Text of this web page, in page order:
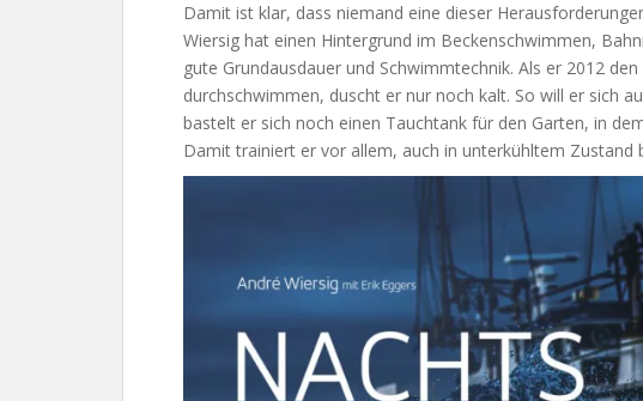
Damit ist klar, dass niemand eine dieser
Wiersig hat einen Hintergrund im Beckenschwimmen,
gute Grundausdauer und Schwimmtechnik. Als er 2012
durchschwimmen, duscht er nur noch kalt. So will er sich
bastelt er sich noch einen Tauchtank für den Garten, in
Damit trainiert er vor allem, auch in unterkühltem Zustand